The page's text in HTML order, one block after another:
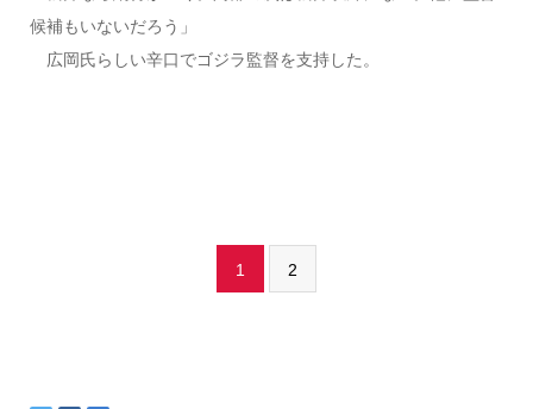
候補もいないだろう」
広岡氏らしい辛口でゴジラ監督を支持した。
1 2